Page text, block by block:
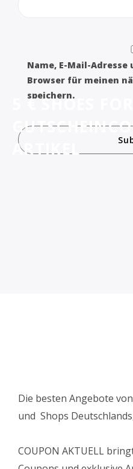
5 € SHOES
ARTIKEL
Name, E-Mail-
Browser für meinen
speichern.
Die besten Angebote
und Shops
COUPON AKTUELL